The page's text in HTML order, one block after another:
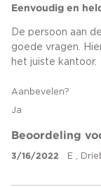
Eenvoudig en
De persoon aan
goede vragen.
het juiste kantoor.
Aanbevelen?
Ja
Beoordeling
3/16/2022 E ,